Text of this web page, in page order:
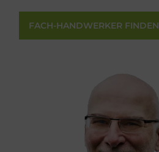
FACH-HANDWERKER FINDEN